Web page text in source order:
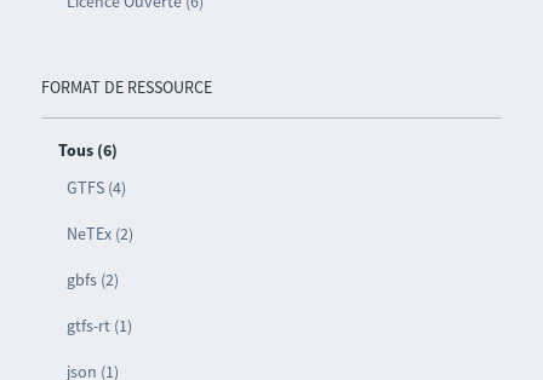
FORMAT DE RESSOURCE
Tous (6)
GTFS (4)
NeTEx (2)
gbfs (2)
gtfs-rt (1)
json (1)